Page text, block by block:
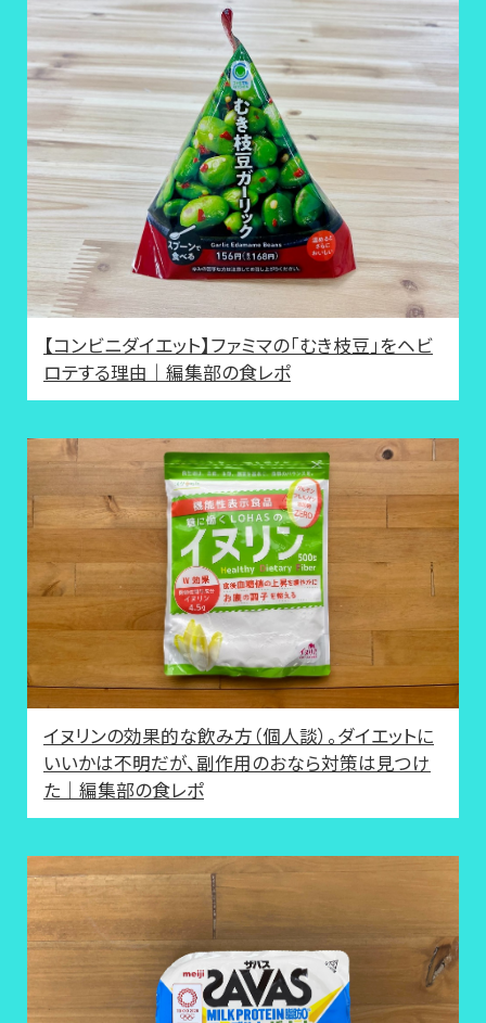
【コンビニダイエット】ファミマの「むき枝豆」をヘビ
ロテする理由｜編集部の食レポ
イヌリンの効果的な飲み方（個人談）。ダイエットに
いいかは不明だが、副作用のおなら対策は見つけ
た｜編集部の食レポ